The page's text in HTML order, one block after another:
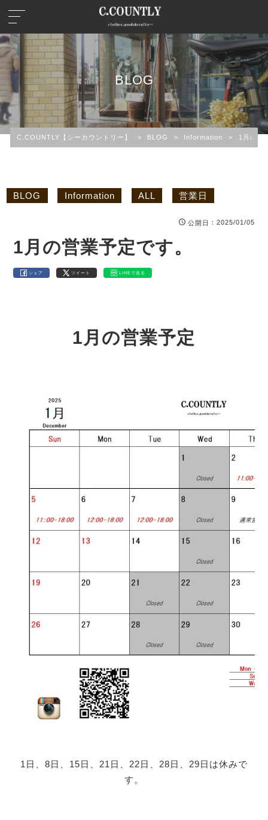
BLOG
C.COUNTLY【シーカウントリー】 > BLOG > Information > 1月の営
BLOG Information ALL 営業日
公開日 ：2025/01/05
1月の営業予定です。
シェア ツイート LINEで送る
1月の営業予定
1日、8日、15日、21日、22日、28日、29日は休みで
す。